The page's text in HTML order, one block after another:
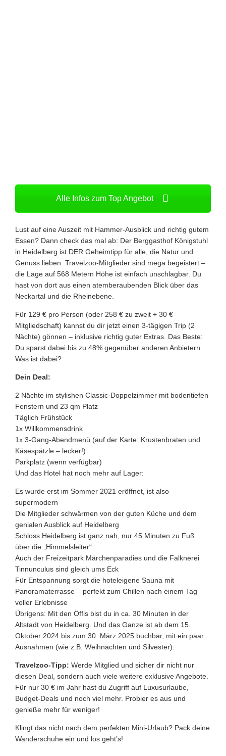
Alle Infos zum Top Angebot
Lust auf eine Auszeit mit Hammer-Ausblick und richtig gutem
Essen? Dann check das mal ab: Der Berggasthof Königstuhl
in Heidelberg ist DER Geheimtipp für alle, die Natur und
Genuss lieben. Travelzoo-Mitglieder sind mega begeistert –
die Lage auf 568 Metern Höhe ist einfach unschlagbar. Du
hast von dort aus einen atemberaubenden Blick über das
Neckartal und die Rheinebene.
Für 129 € pro Person (oder 258 € zu zweit + 30 €
Mitgliedschaft) kannst du dir jetzt einen 3-tägigen Trip (2
Nächte) gönnen – inklusive richtig guter Extras. Das Beste:
Du sparst dabei bis zu 48% gegenüber anderen Anbietern.
Was ist dabei?
Dein Deal:
2 Nächte im stylishen Classic-Doppelzimmer mit bodentiefen
Fenstern und 23 qm Platz
Täglich Frühstück
1x Willkommensdrink
1x 3-Gang-Abendmenü (auf der Karte: Krustenbraten und
Käsespätzle – lecker!)
Parkplatz (wenn verfügbar)
Und das Hotel hat noch mehr auf Lager:
Es wurde erst im Sommer 2021 eröffnet, ist also
supermodern
Die Mitglieder schwärmen von der guten Küche und dem
genialen Ausblick auf Heidelberg
Schloss Heidelberg ist ganz nah, nur 45 Minuten zu Fuß
über die „Himmelsleiter“
Auch der Freizeitpark Märchenparadies und die Falknerei
Tinnunculus sind gleich ums Eck
Für Entspannung sorgt die hoteleigene Sauna mit
Panoramaterrasse – perfekt zum Chillen nach einem Tag
voller Erlebnisse
Übrigens: Mit den Öffis bist du in ca. 30 Minuten in der
Altstadt von Heidelberg. Und das Ganze ist ab dem 15.
Oktober 2024 bis zum 30. März 2025 buchbar, mit ein paar
Ausnahmen (wie z.B. Weihnachten und Silvester).
Travelzoo-Tipp: Werde Mitglied und sicher dir nicht nur
diesen Deal, sondern auch viele weitere exklusive Angebote.
Für nur 30 € im Jahr hast du Zugriff auf Luxusurlaube,
Budget-Deals und noch viel mehr. Probier es aus und
genieße mehr für weniger!
Klingt das nicht nach dem perfekten Mini-Urlaub? Pack deine
Wanderschuhe ein und los geht’s!